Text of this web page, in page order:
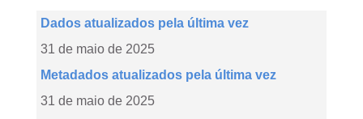
Dados atualizados pela última vez
31 de maio de 2025
Metadados atualizados pela última vez
31 de maio de 2025